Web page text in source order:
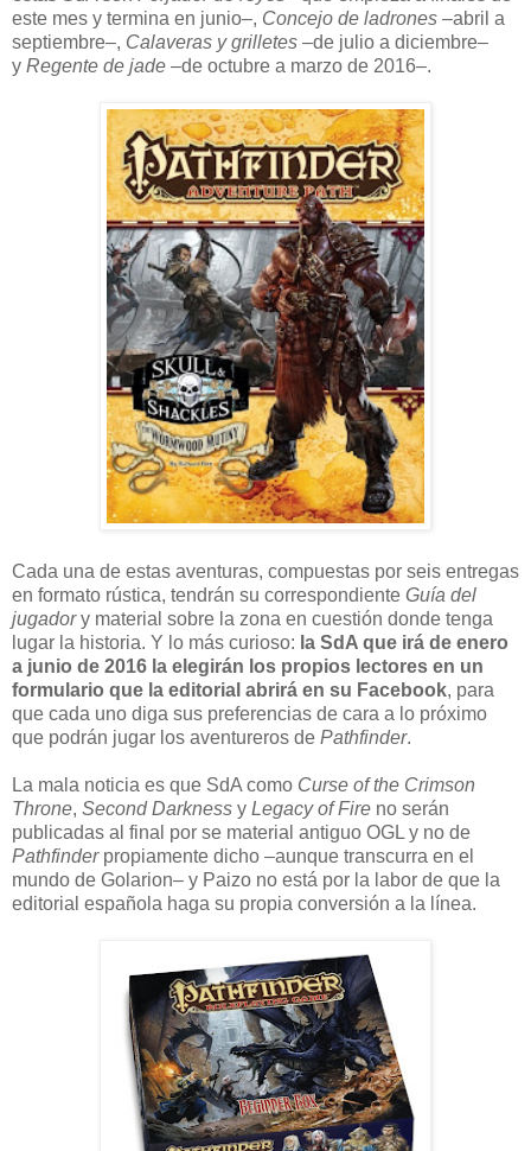
este mes y termina en junio–, Concejo de ladrones –abril a
septiembre–, Calaveras y grilletes –de julio a diciembre–
y Regente de jade –de octubre a marzo de 2016–.
Cada una de estas aventuras, compuestas por seis entregas
en formato rústica, tendrán su correspondiente Guía del
jugadory material sobre la zona en cuestión donde tenga
lugar la historia. Y lo más curioso: la SdA que irá de enero
a junio de 2016 la elegirán los propios lectores en un
formulario que la editorial abrirá en su Facebook, para
que cada uno diga sus preferencias de cara a lo próximo
que podrán jugar los aventureros de Pathfinder.
La mala noticia es que SdA como Curse of the Crimson
Throne, Second Darkness y Legacy of Fire no serán
publicadas al final por se material antiguo OGL y no de
Pathfinder propiamente dicho –aunque transcurra en el
mundo de Golarion– y Paizo no está por la labor de que la
editorial española haga su propia conversión a la línea.